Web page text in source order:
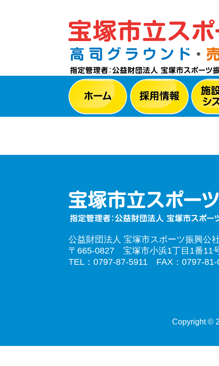
公益財団法人 宝塚市スポーツ振興公
〒665-0827 宝塚市小浜1丁目1番11
TEL：0797-87-5911 FAX：0797-81-
Copyright ©